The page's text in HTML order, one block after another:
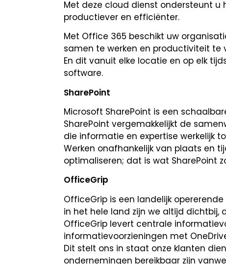
Met deze cloud dienst ondersteunt u
productiever en efficiënter.
Met Office 365 beschikt uw
samen te werken en productiviteit te
En dit vanuit elke locatie en op elk
software.
SharePoint
Microsoft SharePoint is een
SharePoint vergemakkelijkt de
die informatie en expertise werkelijk
Werken onafhankelijk van plaats en
optimaliseren; dat is wat SharePoint
OfficeGrip
OfficeGrip is een landelijk
in het hele land zijn we altijd dichtbij,
OfficeGrip levert centrale
informatievoorzieningen met
Dit stelt ons in staat onze klanten
ondernemingen bereikbaar zijn